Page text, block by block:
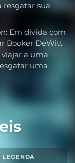
resgatar sua
Em dívida com
Booker DeWitt
a uma
uma
LEGENDA